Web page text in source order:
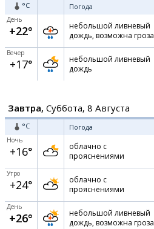
°C Погода
День
+22°
небольшой ливневый
дождь, возможна гроза
Вечер
+17°
небольшой ливневый
дождь
Завтра, Суббота, 8 Августа
°C Погода
Ночь
+16°
облачно с
прояснениями
Утро
+24°
облачно с
прояснениями
День
+26°
небольшой ливневый
дождь, возможна гроза